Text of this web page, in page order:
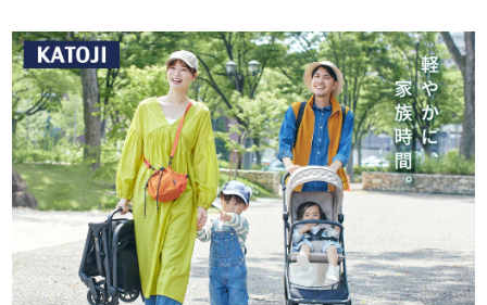
お問い合わせ
お知らせ
チャイルドシートユーザー登録
ママコラボ